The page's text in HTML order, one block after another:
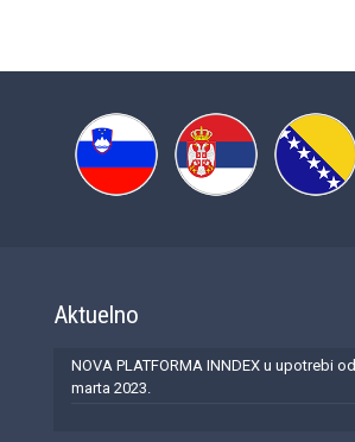
Aktuelno
NOVA PLATFORMA INNDEX u upotrebi od
marta 2023.